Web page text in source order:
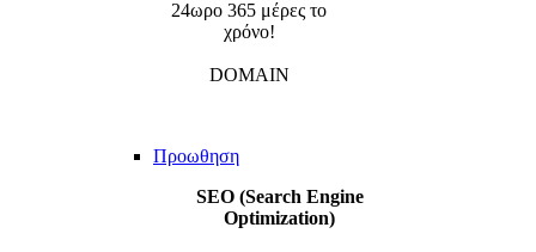
24ωρο 365 μέρες το
χρόνο!
DOMAIN
Προωθηση
SEO (Search Engine
Optimization)